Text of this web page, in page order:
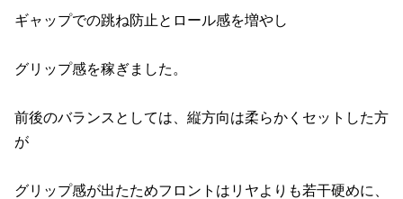
ギャップでの跳ね防止とロール感を増やし
グリップ感を稼ぎました。
前後のバランスとしては、縦方向は柔らかくセットした方
が
グリップ感が出たためフロントはリヤよりも若干硬めに、